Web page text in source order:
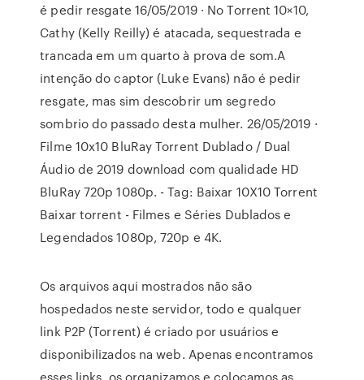
é pedir resgate 16/05/2019 · No Torrent 10×10,
Cathy (Kelly Reilly) é atacada, sequestrada e
trancada em um quarto à prova de som.A
intenção do captor (Luke Evans) não é pedir
resgate, mas sim descobrir um segredo
sombrio do passado desta mulher. 26/05/2019 ·
Filme 10x10 BluRay Torrent Dublado / Dual
Áudio de 2019 download com qualidade HD
BluRay 720p 1080p. - Tag: Baixar 10X10 Torrent
Baixar torrent - Filmes e Séries Dublados e
Legendados 1080p, 720p e 4K.
Os arquivos aqui mostrados não são
hospedados neste servidor, todo e qualquer
link P2P (Torrent) é criado por usuários e
disponibilizados na web. Apenas encontramos
esses links, os organizamos e colocamos as